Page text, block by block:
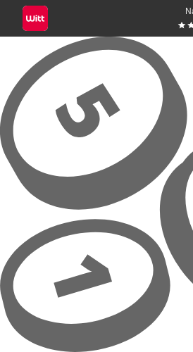
Přeskočit na hlavní obsah